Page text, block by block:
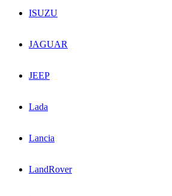
ISUZU
JAGUAR
JEEP
Lada
Lancia
LandRover